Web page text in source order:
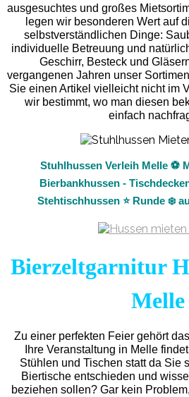
ausgesuchtes und großes
legen wir besonderen Wert auf
selbstverständlichen Dinge:
individuelle Betreuung und
Geschirr, Besteck und
vergangenen Jahren unser
Sie einen Artikel vielleicht nicht im
wir bestimmt, wo man diesen
einfach
Stuhlhussen Verleih Melle ⚽
Bierbankhussen -
Stehtischhussen ⭐ Runde ❄️
Bierzeltgarnitur
Melle
Zu einer perfekten Feier gehört
Ihre Veranstaltung in Melle
Stühlen und Tischen statt da Sie
Biertische entschieden und
beziehen sollen? Gar kein